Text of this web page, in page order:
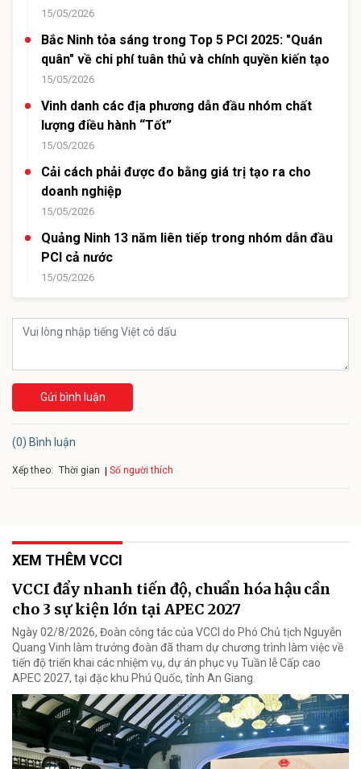
15/05/2026
Bắc Ninh tỏa sáng trong Top 5 PCI 2025: "Quán
quân" về chi phí tuân thủ và chính quyền kiến tạo
15/05/2026
Vinh danh các địa phương dẫn đầu nhóm chất
lượng điều hành “Tốt”
15/05/2026
Cải cách phải được đo bằng giá trị tạo ra cho
doanh nghiệp
15/05/2026
Quảng Ninh 13 năm liên tiếp trong nhóm dẫn đầu
PCI cả nước
15/05/2026
Gửi bình luận
(0) Bình luận
Xếp theo: Thời gian Số người thích
XEM THÊM VCCI
VCCI đẩy nhanh tiến độ, chuẩn hóa hậu cần
cho 3 sự kiện lớn tại APEC 2027
Ngày 02/8/2026, Đoàn công tác của VCCI do Phó Chủ tịch Nguyễn
Quang Vinh làm trưởng đoàn đã tham dự chương trình làm việc về
tiến độ triển khai các nhiệm vụ, dự án phục vụ Tuần lễ Cấp cao
APEC 2027, tại đặc khu Phú Quốc, tỉnh An Giang.